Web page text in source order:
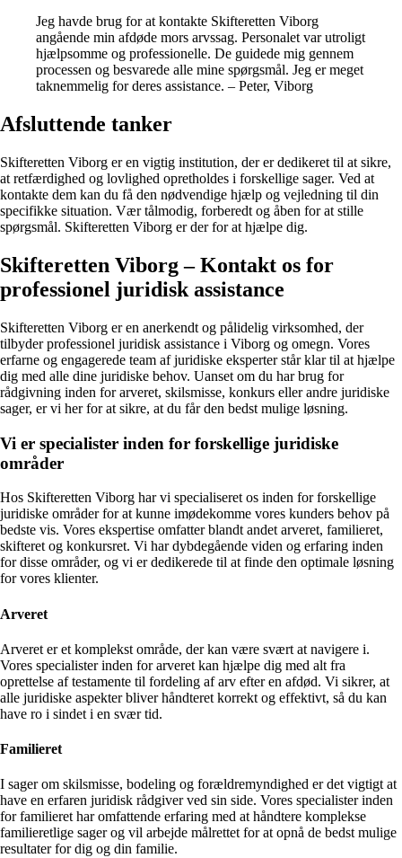
Jeg havde brug for at kontakte Skifteretten Viborg
angående min afdøde mors arvssag. Personalet var utroligt
hjælpsomme og professionelle. De guidede mig gennem
processen og besvarede alle mine spørgsmål. Jeg er meget
taknemmelig for deres assistance. – Peter, Viborg
Afsluttende tanker
Skifteretten Viborg er en vigtig institution, der er dedikeret til at sikre,
at retfærdighed og lovlighed opretholdes i forskellige sager. Ved at
kontakte dem kan du få den nødvendige hjælp og vejledning til din
specifikke situation. Vær tålmodig, forberedt og åben for at stille
spørgsmål. Skifteretten Viborg er der for at hjælpe dig.
Skifteretten Viborg – Kontakt os for
professionel juridisk assistance
Skifteretten Viborg er en anerkendt og pålidelig virksomhed, der
tilbyder professionel juridisk assistance i Viborg og omegn. Vores
erfarne og engagerede team af juridiske eksperter står klar til at hjælpe
dig med alle dine juridiske behov. Uanset om du har brug for
rådgivning inden for arveret, skilsmisse, konkurs eller andre juridiske
sager, er vi her for at sikre, at du får den bedst mulige løsning.
Vi er specialister inden for forskellige juridiske
områder
Hos Skifteretten Viborg har vi specialiseret os inden for forskellige
juridiske områder for at kunne imødekomme vores kunders behov på
bedste vis. Vores ekspertise omfatter blandt andet arveret, familieret,
skifteret og konkursret. Vi har dybdegående viden og erfaring inden
for disse områder, og vi er dedikerede til at finde den optimale løsning
for vores klienter.
Arveret
Arveret er et komplekst område, der kan være svært at navigere i.
Vores specialister inden for arveret kan hjælpe dig med alt fra
oprettelse af testamente til fordeling af arv efter en afdød. Vi sikrer, at
alle juridiske aspekter bliver håndteret korrekt og effektivt, så du kan
have ro i sindet i en svær tid.
Familieret
I sager om skilsmisse, bodeling og forældremyndighed er det vigtigt at
have en erfaren juridisk rådgiver ved sin side. Vores specialister inden
for familieret har omfattende erfaring med at håndtere komplekse
familieretlige sager og vil arbejde målrettet for at opnå de bedst mulige
resultater for dig og din familie.